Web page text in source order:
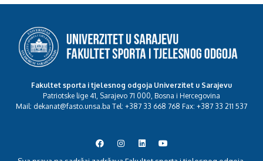
Fakultet sporta i tjelesnog odgoja Univerzitet u Sarajevu
Patriotske lige 41, Sarajevo 71 000, Bosna i Hercegovina
Mail: dekanat@fasto.unsa.ba Tel: +387 33 668 768 Fax: +387 33 211 537